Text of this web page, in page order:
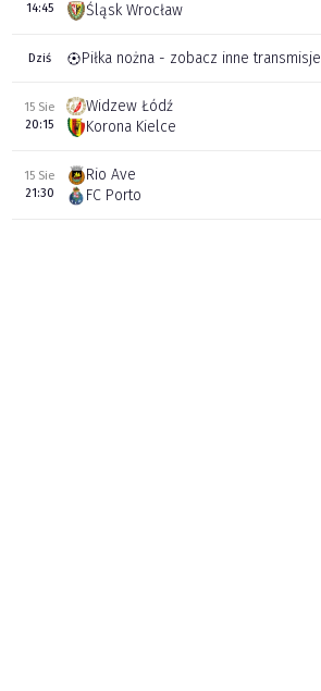
14:45
Śląsk Wrocław
Dziś Piłka nożna - zobacz inne transmisje
15 Sie
20:15
Widzew Łódź
Korona Kielce
15 Sie
21:30
Rio Ave
FC Porto